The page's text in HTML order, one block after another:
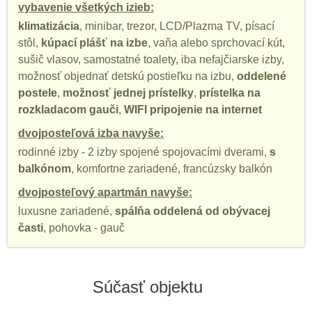
vybavenie všetkých izieb:
klimatizácia, minibar, trezor, LCD/Plazma TV, písací
stôl, kúpací plášť na izbe, vaňa alebo sprchovací kút,
sušič vlasov, samostatné toalety, iba nefajčiarske izby,
možnosť objednať detskú postieľku na izbu, oddelené
postele, možnosť jednej prístelky, prístelka na
rozkladacom gauči, WIFI pripojenie na internet
dvojposteľová izba navyše:
rodinné izby - 2 izby spojené spojovacími dverami, s
balkónom, komfortne zariadené, francúzsky balkón
dvojposteľový apartmán navyše:
luxusne zariadené, spálňa oddelená od obývacej
časti, pohovka - gauč
Súčasť objektu